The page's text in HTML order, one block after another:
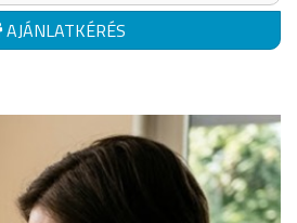
AJÁNLATKÉRÉS